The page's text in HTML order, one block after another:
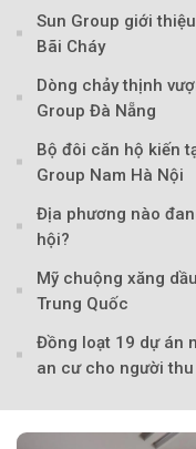
Sun Group giới
Bãi Cháy
Dòng chảy thịnh
Group Đà Nẵng
Bộ đôi căn hộ kiến
Group Nam Hà Nội
Địa phương nào
hội?
Mỹ chuộng xăng
Trung Quốc
Đồng loạt 19 dự án
an cư cho người